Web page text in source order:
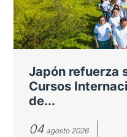
Organizado por el
Japón-España
fomentar el diálogo
países sobre
Japón refuerza
Cursos
de...
04 agosto 2026